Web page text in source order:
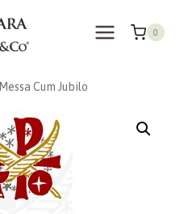
0
Messa Cum Jubilo